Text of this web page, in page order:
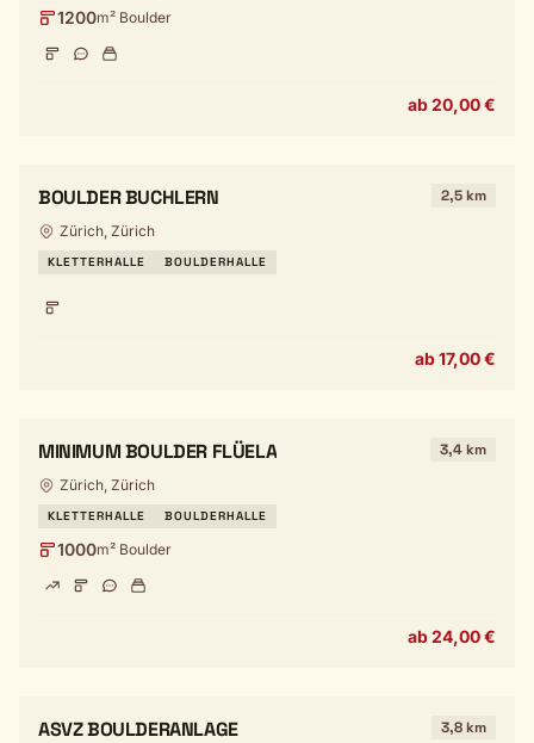
1200m² Boulder
ab 20,00 €
BOULDER BUCHLERN 2,5 km
Zürich, Zürich
KLETTERHALLE BOULDERHALLE
ab 17,00 €
MINIMUM BOULDER FLÜELA 3,4 km
Zürich, Zürich
KLETTERHALLE BOULDERHALLE
1000m² Boulder
ab 24,00 €
ASVZ BOULDERANLAGE 3,8 km